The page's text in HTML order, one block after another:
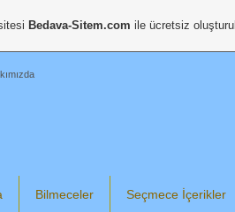
Bilmeceler Seçmece İçerikler
Bedava-Sitem.com ile ücretsiz